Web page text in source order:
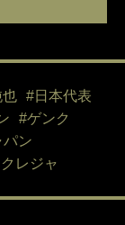
#日本代表
#ゲンク
パン
レジャ